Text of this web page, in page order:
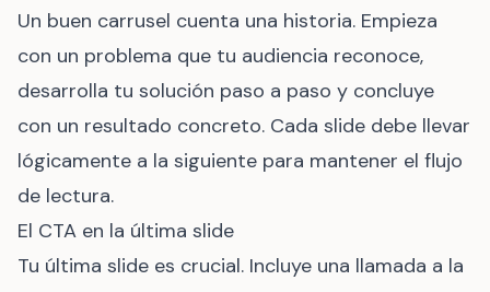
Un buen carrusel cuenta una historia. Empieza
con un problema que tu audiencia reconoce,
desarrolla tu solución paso a paso y concluye
con un resultado concreto. Cada slide debe llevar
lógicamente a la siguiente para mantener el flujo
de lectura.
El CTA en la última slide
Tu última slide es crucial. Incluye una llamada a la